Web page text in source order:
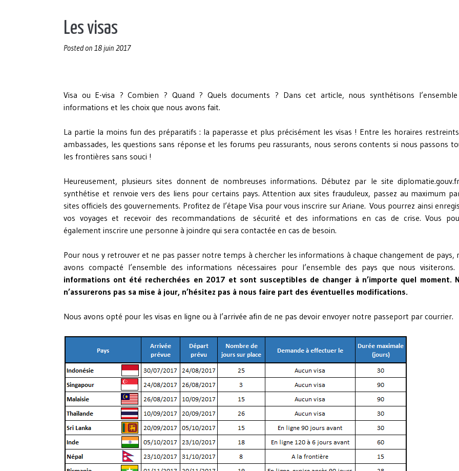
Les visas
Posted on 18 juin 2017
Visa ou E-visa ? Combien ? Quand ? Quels documents ? Dans cet article, nous synthétisons l’ensemble
informations et les choix que nous avons fait.
La partie la moins fun des préparatifs : la paperasse et plus précisément les visas ! Entre les horaires
ambassades, les questions sans réponse et les forums peu rassurants, nous serons contents si nous passons
les frontières sans souci !
Heureusement, plusieurs sites donnent de nombreuses informations. Débutez par le site diplomatie.gouv.fr
synthétise et renvoie vers des liens pour certains pays. Attention aux sites frauduleux, passez au maximum
sites officiels des gouvernements. Profitez de l’étape Visa pour vous inscrire surAriane. Vous pourrez ainsi
vos voyages et recevoir des recommandations de sécurité et des informations en cas de crise. Vous
également inscrire une personne à joindre qui sera contactée en cas de besoin.
Pour nous y retrouver et ne pas passer notre temps à chercher les informations à chaque changement de pays,
avons compacté l’ensemble des informations nécessaires pour l’ensemble des pays que nous visiterons.
informations ont été recherchées en 2017 et sont susceptibles de changer à n’importe quel moment.
n’assurerons pas sa mise à jour, n’hésitez pas à nous faire part des éventuelles modifications.
Nous avons opté pour les visas en ligne ou à l’arrivée afin de ne pas devoir envoyer notre passeport par courrier.